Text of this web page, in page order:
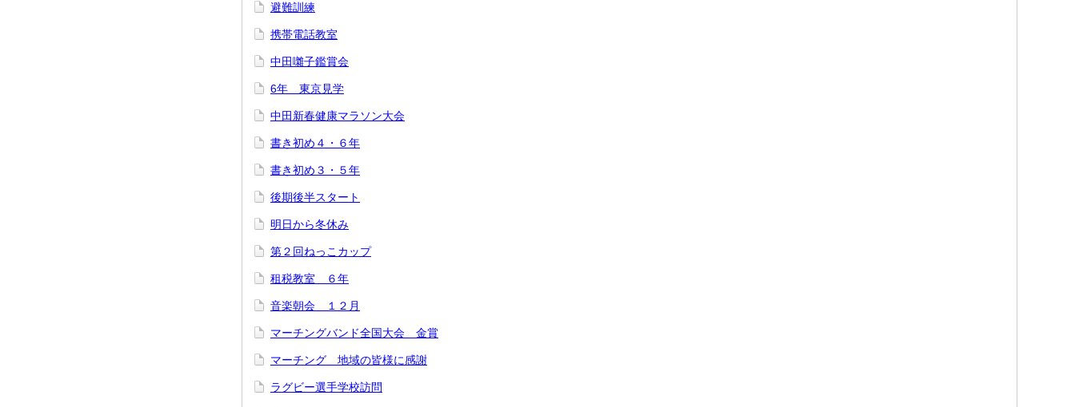
避難訓練
携帯電話教室
中田囃子鑑賞会
6年 東京見学
中田新春健康マラソン大会
書き初め４・６年
書き初め３・５年
後期後半スタート
明日から冬休み
第２回ねっこカップ
租税教室 ６年
音楽朝会 １２月
マーチングバンド全国大会 金賞
マーチング 地域の皆様に感謝
ラグビー選手学校訪問